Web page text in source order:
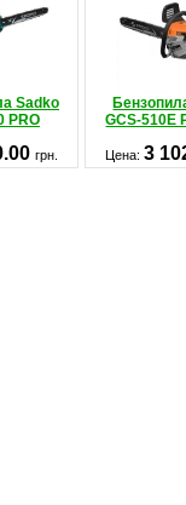
Sadko
PRO
GCS-510E
грн. Цена: 3